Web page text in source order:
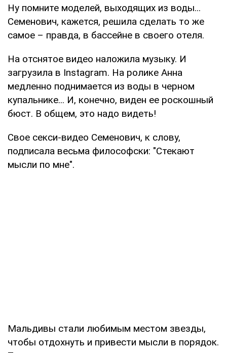
Ну помните моделей, выходящих из воды...
Семенович, кажется, решила сделать то же
самое – правда, в бассейне в своего отеля.
На отснятое видео наложила музыку. И
загрузила в Instagram. На ролике Анна
медленно поднимается из воды в черном
купальнике... И, конечно, виден ее роскошный
бюст. В общем, это надо видеть!
Свое секси-видео Семенович, к слову,
подписала весьма философски: "Стекают
мысли по мне".
Мальдивы стали любимым местом звезды,
чтобы отдохнуть и привести мысли в порядок.